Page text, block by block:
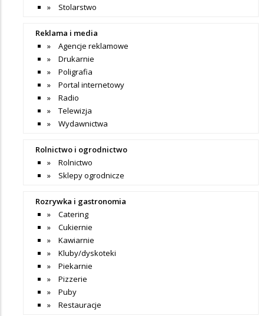
Stolarstwo
Reklama i media
Agencje reklamowe
Drukarnie
Poligrafia
Portal internetowy
Radio
Telewizja
Wydawnictwa
Rolnictwo i ogrodnictwo
Rolnictwo
Sklepy ogrodnicze
Rozrywka i gastronomia
Catering
Cukiernie
Kawiarnie
Kluby/dyskoteki
Piekarnie
Pizzerie
Puby
Restauracje